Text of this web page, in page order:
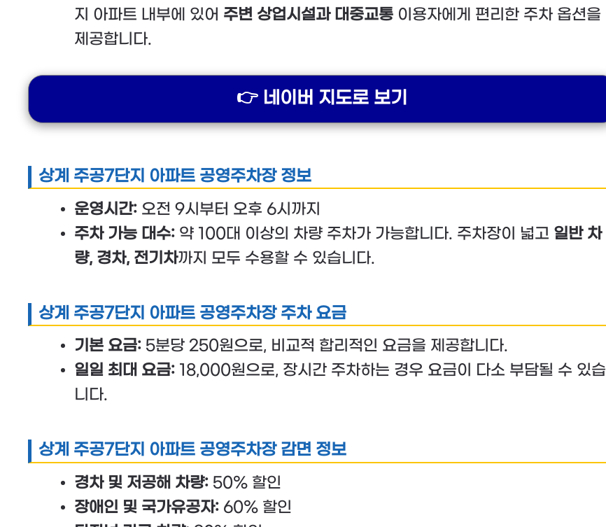
지 아파트 내부에 있어 주변 상업시설과 대중교통 이용자에게 편리한 주차 옵션을
제공합니다.
👉 네이버 지도로 보기
상계 주공7단지 아파트 공영주차장 정보
운영시간: 오전 9시부터 오후 6시까지
주차 가능 대수: 약 100대 이상의 차량 주차가 가능합니다. 주차장이 넓고 일반 차
량, 경차, 전기차까지 모두 수용할 수 있습니다.
상계 주공7단지 아파트 공영주차장 주차 요금
기본 요금: 5분당 250원으로, 비교적 합리적인 요금을 제공합니다.
일일 최대 요금: 18,000원으로, 장시간 주차하는 경우 요금이 다소 부담될 수 있습
니다.
상계 주공7단지 아파트 공영주차장 감면 정보
경차 및 저공해 차량: 50% 할인
장애인 및 국가유공자: 60% 할인